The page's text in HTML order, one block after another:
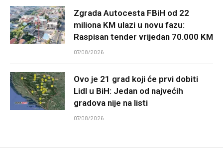
Zgrada Autocesta FBiH od 22
miliona KM ulazi u novu fazu:
Raspisan tender vrijedan 70.000 KM
07/08/2026
Ovo je 21 grad koji će prvi dobiti
Lidl u BiH: Jedan od najvećih
gradova nije na listi
07/08/2026